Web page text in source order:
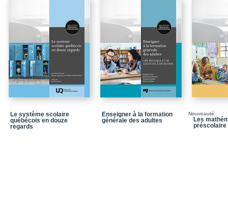
Chapitre 9 / Les
systèmes
Annexe 1 /
ANNEXES
Annexe 2 / Les 900 et
Annexe 3 / Facteurs
Annexe 4 / Rangs et
exercices à la fin des
Le système scolaire
québécois en douze
regards
Enseigner à la formation
générale des adultes
Nouveauté
Les
préscolaire